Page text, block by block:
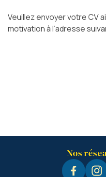
Veuillez envoyer votre CV
motivation à l’adresse
Nos